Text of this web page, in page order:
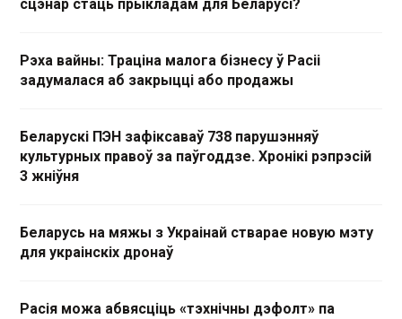
сцэнар стаць прыкладам для Беларусі?
Рэха вайны: Траціна малога бізнесу ў Расіі
задумалася аб закрыцці або продажы
Беларускі ПЭН зафіксаваў 738 парушэнняў
культурных правоў за паўгоддзе. Хронікі рэпрэсій
3 жніўня
Беларусь на мяжы з Украінай стварае новую мэту
для украінскіх дронаў
Расія можа абвясціць «тэхнічны дэфолт» па